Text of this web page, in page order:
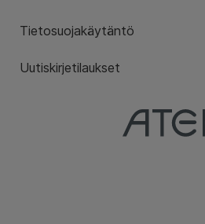
Tietosuojakäytäntö
Uutiskirjetilaukset